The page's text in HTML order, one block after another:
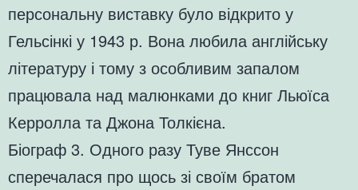
персональну виставку було відкрито у
Гельсінкі у 1943 р. Вона любила англійську
літературу і тому з особливим запалом
працювала над малюнками до книг Льюїса
Керролла та Джона Толкієна.
Біограф 3. Одного разу Туве Янссон
сперечалася про щось зі своїм братом